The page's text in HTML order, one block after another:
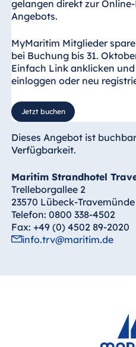
Die Preise sind
tagesaktuellen
gelangen direkt zur
Angebots.
MyMaritim Mitglieder
bei Buchung bis 31.
Einfach Link anklicken
einloggen oder neu
Jetzt buchen
Dieses Angebot ist
Verfügbarkeit.
Maritim Strandhotel
Trelleborgallee 2
23570 Lübeck-Travemünde
Telefon: 0800 338-4502
Fax: +49 (0) 4502 89-2020
info.trv@maritim.de